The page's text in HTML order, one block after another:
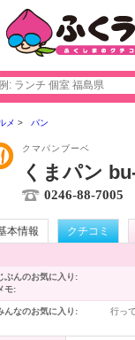
メ パン
クマパンブーベ
くまパン
0246-88-7005
本情報 クチコミ
ぶんのお気に入り:
モ:
んなのお気に入り: 行っ